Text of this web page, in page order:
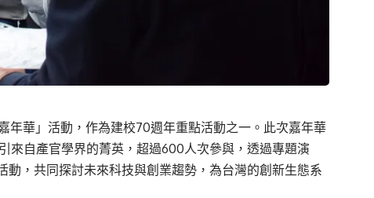
年華」活動，作為建校70週年重點活動之一。此次嘉年華
來自產官學界的菁英，超過600人次參與，透過專題演
，共同探討未來科技與創業趨勢，為台灣的創新生態系